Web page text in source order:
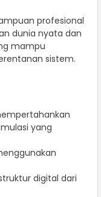
profesional
dunia nyata dan
mampu
sistem.
yang
digital dari